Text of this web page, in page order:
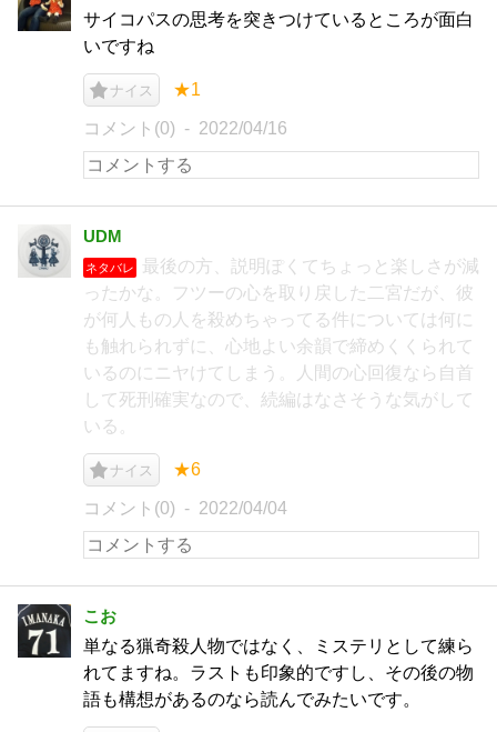
サイコパスの思考を突きつけているところが面白
いですね
ナイス ★1
コメント(0) 2022/04/16
UDM
ネタバレ
最後の方、説明ぽくてちょっと楽しさが減
ったかな。フツーの心を取り戻した二宮だが、彼
が何人もの人を殺めちゃってる件については何に
も触れられずに、心地よい余韻で締めくくられて
いるのにニヤけてしまう。人間の心回復なら自首
して死刑確実なので、続編はなさそうな気がして
いる。
ナイス ★6
コメント(0) 2022/04/04
こお
単なる猟奇殺人物ではなく、ミステリとして練ら
れてますね。ラストも印象的ですし、その後の物
語も構想があるのなら読んでみたいです。